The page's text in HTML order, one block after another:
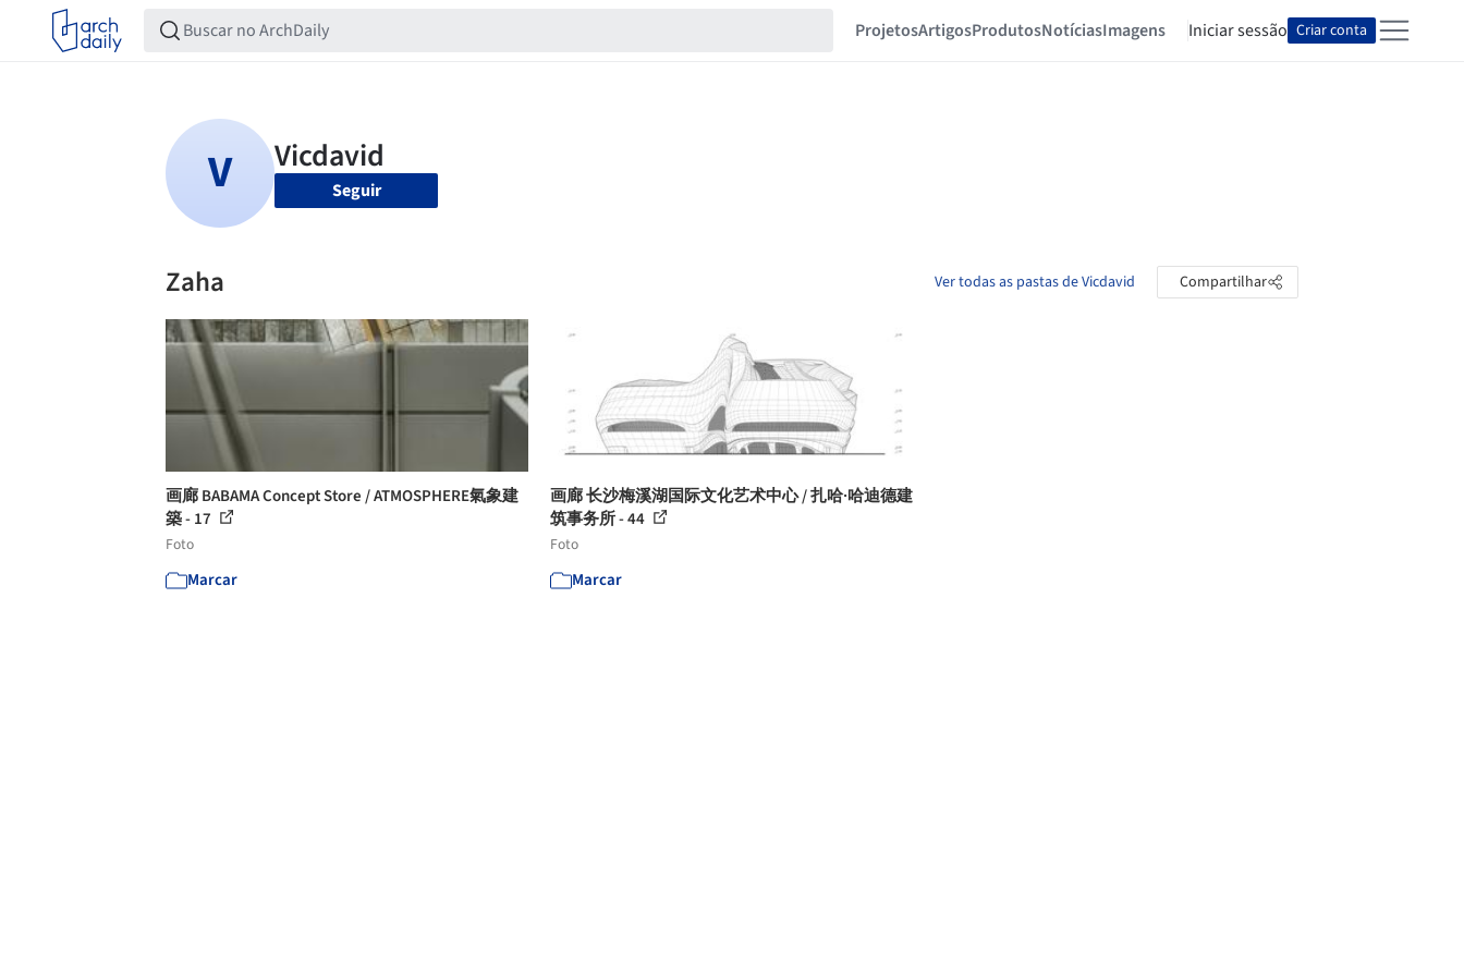
ProjetosArtigosProdutosNotíciasImagens Iniciar sessão Criar conta
Seguir
Zaha Ver todas as pastas de Vicdavid Compartilhar
画廊 BABAMA Concept Store / ATMOSPHERE氣象建
築 - 17
Foto
Marcar
画廊 长沙梅溪湖国际文化艺术中心 / 扎哈·哈迪德建
筑事务所 - 44
Foto
Marcar